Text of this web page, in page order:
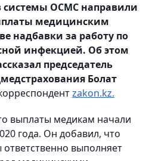
системы ОСМС направили
медицинским
надбавки за работу по
инфекцией. Об этом
председатель
Болат
zakon.kz.
выплаты медикам начали
года. Он добавил, что
выполняет